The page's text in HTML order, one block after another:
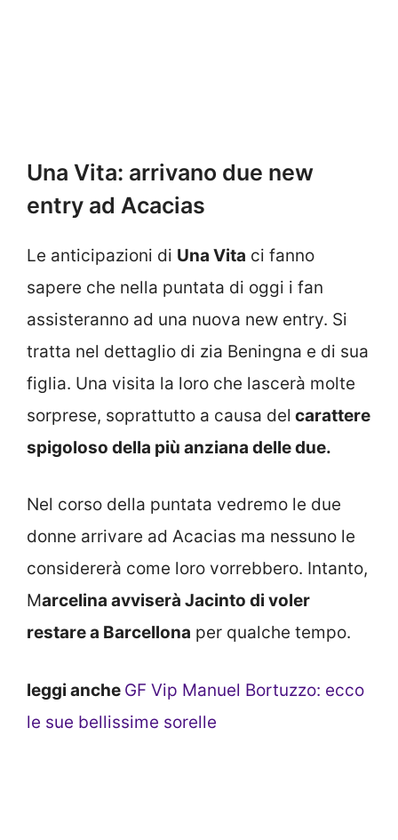
Una Vita: arrivano due new
entry ad Acacias
Le anticipazioni di Una Vita ci fanno
sapere che nella puntata di oggi i fan
assisteranno ad una nuova new entry. Si
tratta nel dettaglio di zia Beningna e di sua
figlia. Una visita la loro che lascerà molte
sorprese, soprattutto a causa del carattere
spigoloso della più anziana delle due.
Nel corso della puntata vedremo le due
donne arrivare ad Acacias ma nessuno le
considererà come loro vorrebbero. Intanto,
Marcelina avviserà Jacinto di voler
restare a Barcellona per qualche tempo.
leggi anche GF Vip Manuel Bortuzzo: ecco
le sue bellissime sorelle